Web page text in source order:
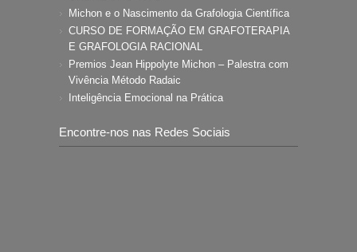
Michon e o Nascimento da Grafologia Científica
CURSO DE FORMAÇÃO EM GRAFOTERAPIA
E GRAFOLOGIA RACIONAL
Premios Jean Hippolyte Michon – Palestra com
Vivência Método Radaic
Inteligência Emocional na Prática
Encontre-nos nas Redes Sociais